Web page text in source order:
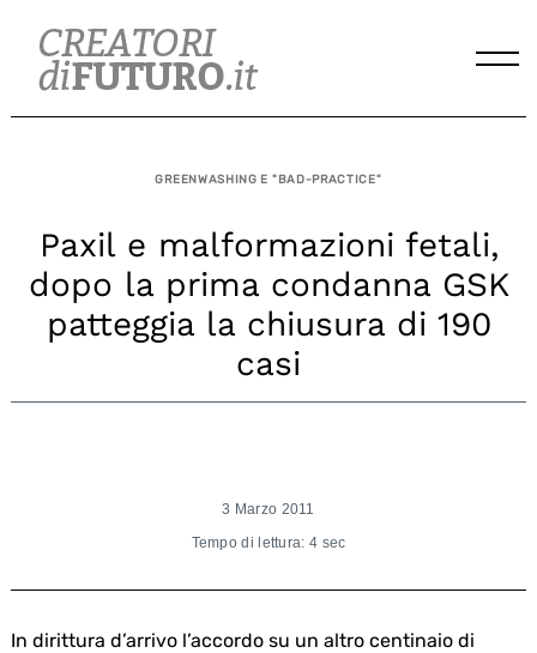
content
GREENWASHING E "BAD-PRACTICE"
Paxil e malformazioni fetali,
dopo la prima condanna GSK
patteggia la chiusura di 190
casi
3 Marzo 2011
Tempo di lettura: 4 sec
In dirittura d’arrivo l’accordo su un altro centinaio di